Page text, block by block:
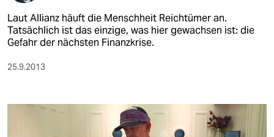
verlag
verlag
veranstaltungen
fragen & hilfe
Laut Allianz häuft die Menschheit Reichtümer an.
Tatsächlich ist das einzige, was hier gewachsen ist: die
Gefahr der nächsten Finanzkrise.
25.9.2013